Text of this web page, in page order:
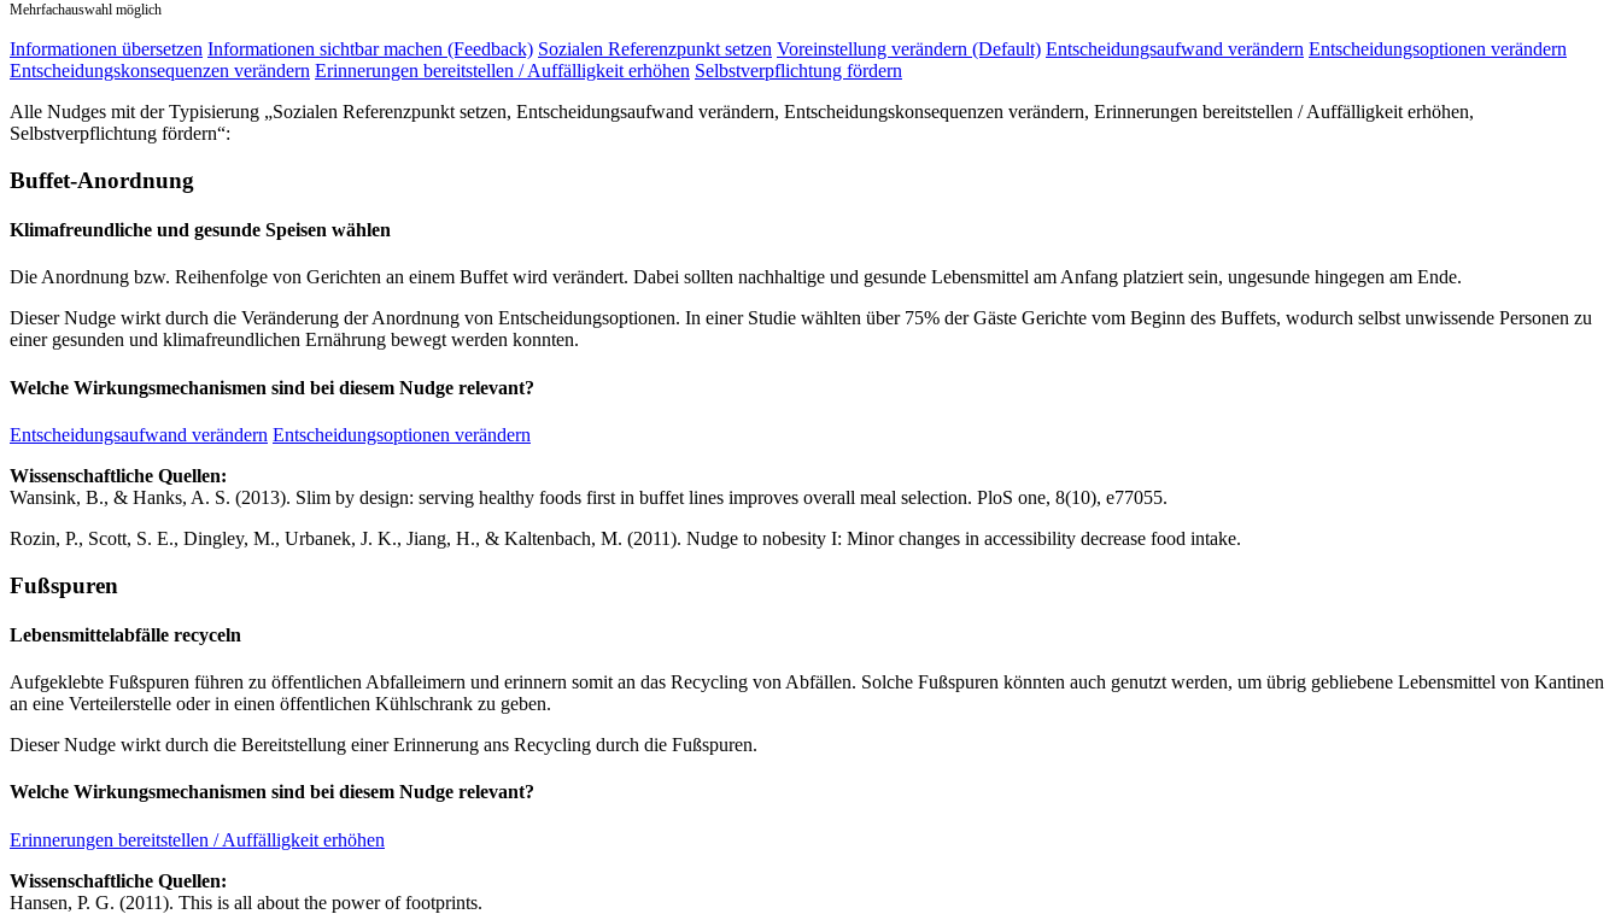
Mehrfachauswahl möglich
Informationen übersetzen Informationen sichtbar machen (Feedback) Sozialen Referenzpunkt setzen Voreinstellung verändern (Default) Entscheidungsaufwand verändern Entscheidungsoptionen verändern
Entscheidungskonsequenzen verändern Erinnerungen bereitstellen / Auffälligkeit erhöhen Selbstverpflichtung fördern
Alle Nudges mit der Typisierung „Sozialen Referenzpunkt setzen, Entscheidungsaufwand verändern, Entscheidungskonsequenzen verändern, Erinnerungen bereitstellen / Auffälligkeit erhöhen,
Selbstverpflichtung fördern“:
Buffet-Anordnung
Klimafreundliche und gesunde Speisen wählen
Die Anordnung bzw. Reihenfolge von Gerichten an einem Buffet wird verändert. Dabei sollten nachhaltige und gesunde Lebensmittel am Anfang platziert sein, ungesunde hingegen am Ende.
Dieser Nudge wirkt durch die Veränderung der Anordnung von Entscheidungsoptionen. In einer Studie wählten über 75% der Gäste Gerichte vom Beginn des Buffets, wodurch selbst unwissende Personen zu
einer gesunden und klimafreundlichen Ernährung bewegt werden konnten.
Welche Wirkungsmechanismen sind bei diesem Nudge relevant?
Entscheidungsaufwand verändern Entscheidungsoptionen verändern
Wissenschaftliche Quellen:
Wansink, B., & Hanks, A. S. (2013). Slim by design: serving healthy foods first in buffet lines improves overall meal selection. PloS one, 8(10), e77055.
Rozin, P., Scott, S. E., Dingley, M., Urbanek, J. K., Jiang, H., & Kaltenbach, M. (2011). Nudge to nobesity I: Minor changes in accessibility decrease food intake.
Fußspuren
Lebensmittelabfälle recyceln
Aufgeklebte Fußspuren führen zu öffentlichen Abfalleimern und erinnern somit an das Recycling von Abfällen. Solche Fußspuren könnten auch genutzt werden, um übrig gebliebene Lebensmittel von Kantinen
an eine Verteilerstelle oder in einen öffentlichen Kühlschrank zu geben.
Dieser Nudge wirkt durch die Bereitstellung einer Erinnerung ans Recycling durch die Fußspuren.
Welche Wirkungsmechanismen sind bei diesem Nudge relevant?
Erinnerungen bereitstellen / Auffälligkeit erhöhen
Wissenschaftliche Quellen:
Hansen, P. G. (2011). This is all about the power of footprints.